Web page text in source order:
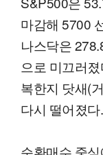
마감해 5700
나스닥은
으로 미끄러
복한지 닷새(
다시 떨어졌다.
순환매수 중